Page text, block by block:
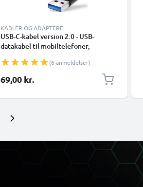
KABLER OG ADAPTERE
USB-C-kabel version 2.0 - USB-
datakabel til mobiltelefoner,
Google Pixel), kameraer (Canon,
Panasonic Lumix, Sony, GoPro) og
mange flere - 1,0m 3A-opladerkabel
(6 anmeldelser)
69,00 kr.